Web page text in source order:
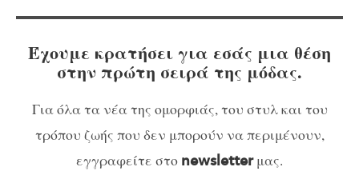
Έχουμε κρατήσει για εσάς μια θέση
στην πρώτη σειρά της μόδας.
Για όλα τα νέα της ομορφιάς, του στυλ και του
τρόπου ζωής που δεν μπορούν να περιμένουν,
εγγραφείτε στο newsletterμας.